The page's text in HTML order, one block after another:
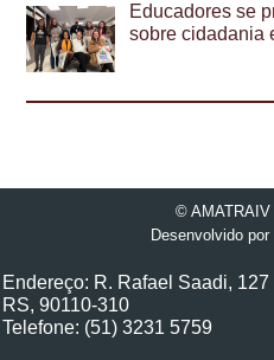
Educadores se
sobre cidadania
© AMATRAIV
Desenvolvido por
Endereço: R. Rafael Saadi,
RS, 90110-310
Telefone: (51) 3231 5759